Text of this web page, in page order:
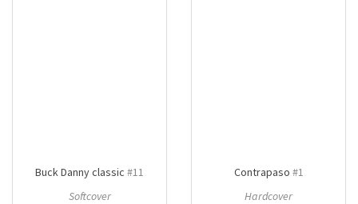
Buck Danny classic #11
Softcover
Contrapaso #1
Hardcover